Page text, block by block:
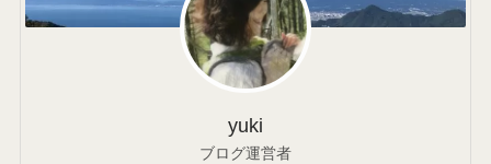
yuki
ブログ運営者